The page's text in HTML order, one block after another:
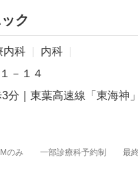
ク
内科 内科
－１４